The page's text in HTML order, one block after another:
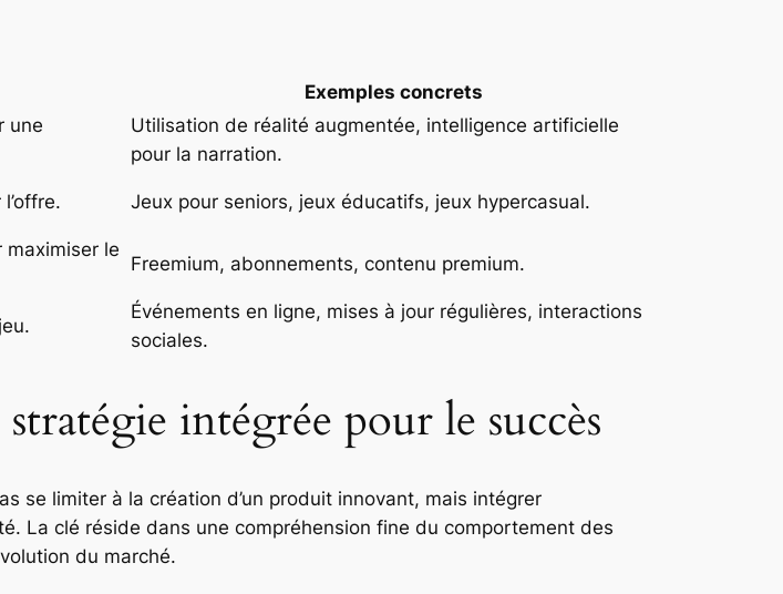
Exemples concrets
une
Utilisation de réalité augmentée, intelligence artificielle
pour la narration.
Jeux pour seniors, jeux éducatifs, jeux hypercasual.
maximiser le
Freemium, abonnements, contenu premium.
Événements en ligne, mises à jour régulières, interactions
sociales.
intégrée pour le succès
se limiter à la création d’un produit innovant, mais intégrer
La clé réside dans une compréhension fine du comportement des
du marché.